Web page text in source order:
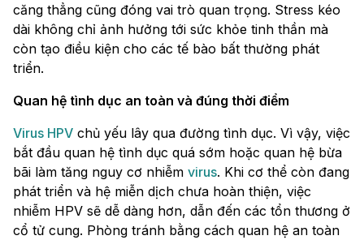
căng thẳng cũng đóng vai trò quan trọng. Stress kéo
dài không chỉ ảnh hưởng tới sức khỏe tinh thần mà
còn tạo điều kiện cho các tế bào bất thường phát
triển.
Quan hệ tình dục an toàn và đúng thời điểm
Virus HPV chủ yếu lây qua đường tình dục. Vì vậy, việc
bắt đầu quan hệ tình dục quá sớm hoặc quan hệ bừa
bãi làm tăng nguy cơ nhiễm virus. Khi cơ thể còn đang
phát triển và hệ miễn dịch chưa hoàn thiện, việc
nhiễm HPV sẽ dễ dàng hơn, dẫn đến các tổn thương ở
cổ tử cung. Phòng tránh bằng cách quan hệ an toàn